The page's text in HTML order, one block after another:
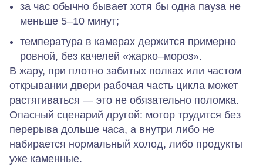
за час обычно бывает хотя бы одна пауза не
меньше 5–10 минут;
температура в камерах держится примерно
ровной, без качелей «жарко–мороз».
В жару, при плотно забитых полках или частом
открывании двери рабочая часть цикла может
растягиваться — это не обязательно поломка.
Опасный сценарий другой: мотор трудится без
перерыва дольше часа, а внутри либо не
набирается нормальный холод, либо продукты
уже каменные.